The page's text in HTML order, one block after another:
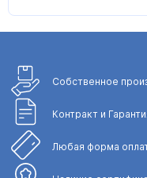
Собственное
Контракт и
Любая форма